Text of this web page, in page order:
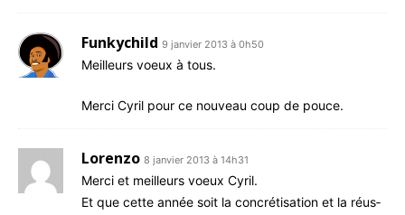
Funkychild 9 janvier 2013 à 0h50
Meilleurs voeux à tous.
Mer­ci Cyril pour ce nou­veau coup de pouce.
Lorenzo 8 janvier 2013 à 14h31
Mer­ci et meilleurs voeux Cyril.
Et que cette année soit la concré­ti­sa­tion et la réus­